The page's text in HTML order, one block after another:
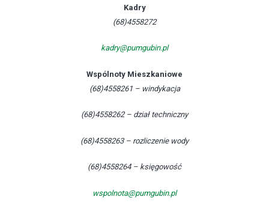
Kadry
(68)4558272
kadry@pumgubin.pl
Wspólnoty Mieszkaniowe
(68)4558261 – windykacja
(68)4558262 – dział techniczny
(68)4558263 – rozliczenie wody
(68)4558264 – księgowość
wspolnota@pumgubin.pl